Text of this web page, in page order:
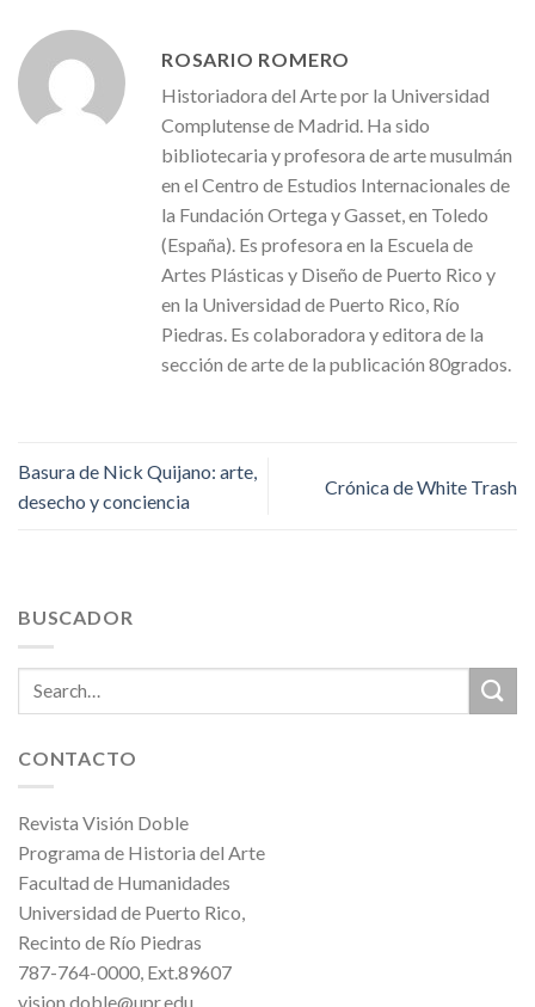
ROSARIO ROMERO
Historiadora del Arte por la Universidad
Complutense de Madrid. Ha sido
bibliotecaria y profesora de arte musulmán
en el Centro de Estudios Internacionales de
la Fundación Ortega y Gasset, en Toledo
(España). Es profesora en la Escuela de
Artes Plásticas y Diseño de Puerto Rico y
en la Universidad de Puerto Rico, Río
Piedras. Es colaboradora y editora de la
sección de arte de la publicación 80grados.
Basura de Nick Quijano: arte,
desecho y conciencia
Crónica de White Trash
BUSCADOR
CONTACTO
Revista Visión Doble
Programa de Historia del Arte
Facultad de Humanidades
Universidad de Puerto Rico,
Recinto de Río Piedras
787-764-0000, Ext.89607
vision.doble@upr.edu